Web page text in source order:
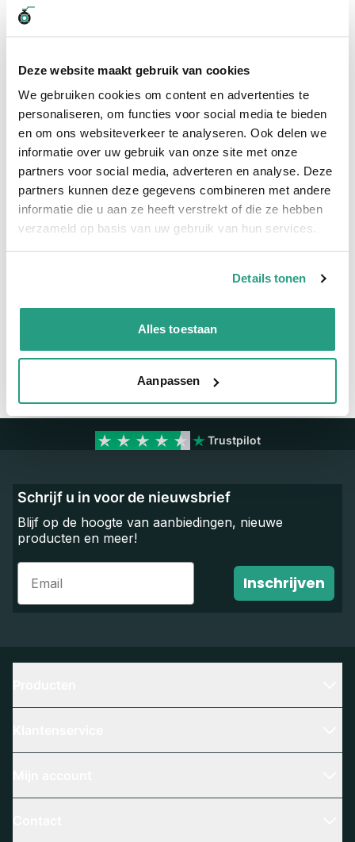
Deze website maakt gebruik van cookies
We gebruiken cookies om content en advertenties te
personaliseren, om functies voor social media te bieden
en om ons websiteverkeer te analyseren. Ook delen we
informatie over uw gebruik van onze site met onze
partners voor social media, adverteren en analyse. Deze
partners kunnen deze gegevens combineren met andere
informatie die u aan ze heeft verstrekt of die ze hebben
verzameld op basis van uw gebruik van hun services.
Details tonen
Alles toestaan
Aanpassen
Snel naar
Meer informatie
Maatvoering koppeling 1"
Materiaal Messing
We zijn beschikbaar van ma t/m vr van 08:00 tot 17:00 uur.
Neem contact met ons op
Trustpilot
Schrijf u in voor de nieuwsbrief
Blijf op de hoogte van aanbiedingen, nieuwe
producten en meer!
Email
Inschrijven